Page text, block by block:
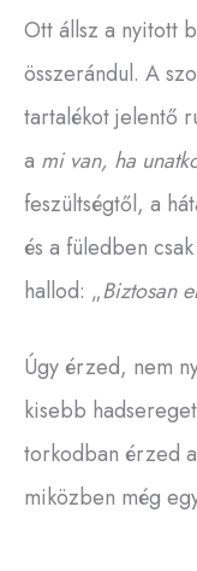
Ott állsz a nyitott
összerándul. A
tartalékot jelentő
a mi van, ha
feszültségtől, a
és a füledben
hallod: „Biztosan
Úgy érzed, nem
kisebb
torkodban érzed
miközben még